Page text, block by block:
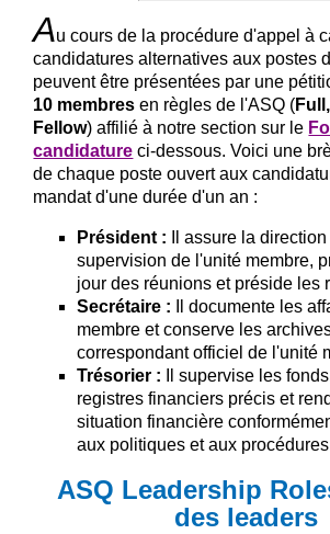
Au cours de la procédure d'appel à
candidatures alternatives aux postes
peuvent être présentées par une
10 membres en règles de l'ASQ (
Fellow) affilié à notre section sur le
candidature ci-dessous. Voici une
de chaque poste ouvert aux
mandat d'une durée d'un an :
Président : Il assure la direction
supervision de l'unité membre,
jour des réunions et préside les
Secrétaire : Il documente les
membre et conserve les
correspondant officiel de l'unité
Trésorier : Il supervise les
registres financiers précis et
situation financière
aux politiques et aux
ASQ Leadership
des leaders